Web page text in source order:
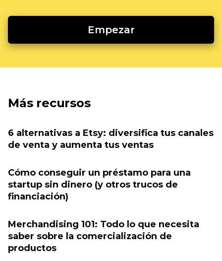
Empezar
Más recursos
6 alternativas a Etsy: diversifica tus canales
de venta y aumenta tus ventas
Cómo conseguir un préstamo para una
startup sin dinero (y otros trucos de
financiación)
Merchandising 101: Todo lo que necesita
saber sobre la comercialización de
productos